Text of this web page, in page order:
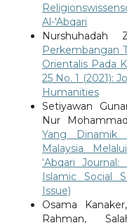
Al-'Abqari
Perkembangan
Orientalis Pada
25 No. 1 (2021):
Humanities
Setiyawan
Nur
Yang Dinamik
Malaysia
‘Abqari
Islamic Social
Issue)
Osama
Rahman,